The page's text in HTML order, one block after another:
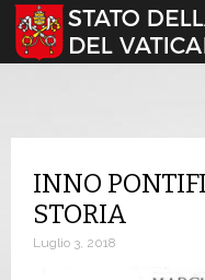
Seleziona la tua lingua
INNO
STORIA
Luglio 3, 2018